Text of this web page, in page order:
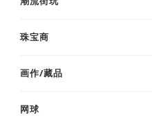
珠宝商
画作/藏品
网球